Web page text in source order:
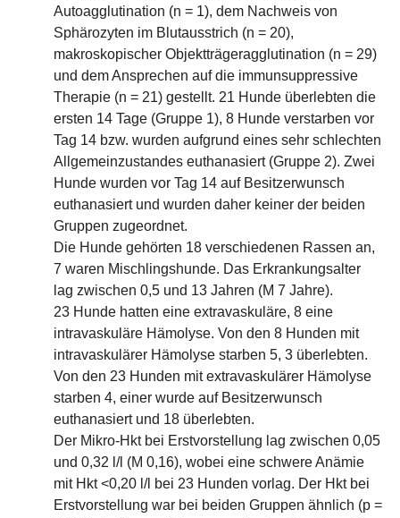
Autoagglutination (n = 1), dem Nachweis von
Sphärozyten im Blutausstrich (n = 20),
makroskopischer Objektträgeragglutination (n = 29)
und dem Ansprechen auf die immunsuppressive
Therapie (n = 21) gestellt. 21 Hunde überlebten die
ersten 14 Tage (Gruppe 1), 8 Hunde verstarben vor
Tag 14 bzw. wurden aufgrund eines sehr schlechten
Allgemeinzustandes euthanasiert (Gruppe 2). Zwei
Hunde wurden vor Tag 14 auf Besitzerwunsch
euthanasiert und wurden daher keiner der beiden
Gruppen zugeordnet.
Die Hunde gehörten 18 verschiedenen Rassen an,
7 waren Mischlingshunde. Das Erkrankungsalter
lag zwischen 0,5 und 13 Jahren (M 7 Jahre).
23 Hunde hatten eine extravaskuläre, 8 eine
intravaskuläre Hämolyse. Von den 8 Hunden mit
intravaskulärer Hämolyse starben 5, 3 überlebten.
Von den 23 Hunden mit extravaskulärer Hämolyse
starben 4, einer wurde auf Besitzerwunsch
euthanasiert und 18 überlebten.
Der Mikro-Hkt bei Erstvorstellung lag zwischen 0,05
und 0,32 l/l (M 0,16), wobei eine schwere Anämie
mit Hkt <0,20 l/l bei 23 Hunden vorlag. Der Hkt bei
Erstvorstellung war bei beiden Gruppen ähnlich (p =